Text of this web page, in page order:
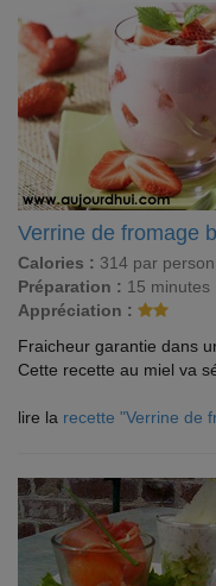
Verrine de fromage
Calories : 314 par
Préparation : 15 minutes
Appréciation :
Fraicheur garantie dans
Cette recette au miel va
lire la recette "Verrine de